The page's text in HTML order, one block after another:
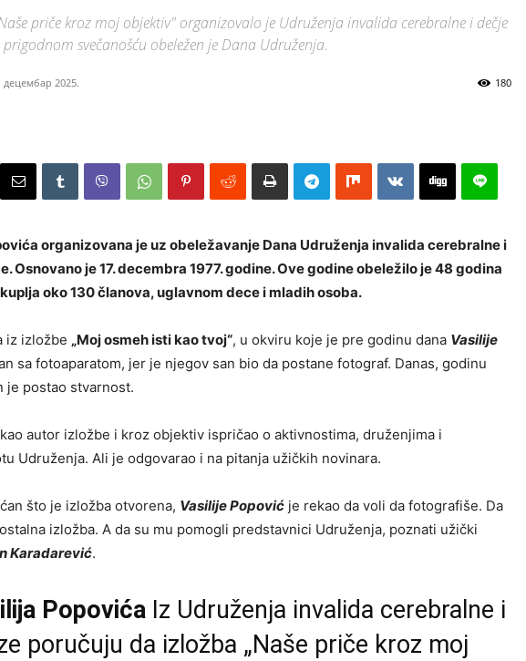
priče kroz moj objektiv" organizovalo je Udruženja invalida cerebralne i dečje
svečanošću obeležen je Dana Udruženja.
децембар 2025. 180
organizovana je uz obeležavanje Dana Udruženja invalida cerebralne i
Osnovano je 17. decembra 1977. godine. Ove godine obeležilo je 48 godina
oko 130 članova, uglavnom dece i mladih osoba.
iz izložbe „Moj osmeh isti kao tvoj“, u okviru koje je pre godinu dana Vasilije
sa fotoaparatom, jer je njegov san bio da postane fotograf. Danas, godinu
je postao stvarnost.
autor izložbe i kroz objektiv ispričao o aktivnostima, druženjima i
Udruženja. Ali je odgovarao i na pitanja užičkih novinara.
što je izložba otvorena, Vasilije Popović je rekao da voli da fotografiše. Da
izložba. A da su mu pomogli predstavnici Udruženja, poznati užički
Karadarević.
Popovića Iz Udruženja invalida cerebralne i
poručuju da izložba „Naše priče kroz moj